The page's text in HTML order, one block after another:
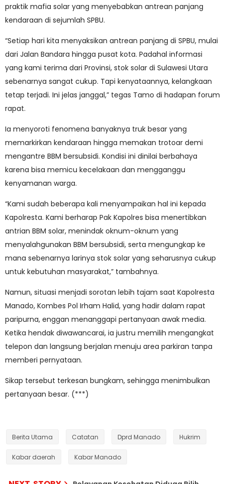
praktik mafia solar yang menyebabkan antrean panjang
kendaraan di sejumlah SPBU.
“Setiap hari kita menyaksikan antrean panjang di SPBU, mulai
dari Jalan Bandara hingga pusat kota. Padahal informasi
yang kami terima dari Provinsi, stok solar di Sulawesi Utara
sebenarnya sangat cukup. Tapi kenyataannya, kelangkaan
tetap terjadi. Ini jelas janggal,” tegas Tamo di hadapan forum
rapat.
Ia menyoroti fenomena banyaknya truk besar yang
memarkirkan kendaraan hingga memakan trotoar demi
mengantre BBM bersubsidi. Kondisi ini dinilai berbahaya
karena bisa memicu kecelakaan dan mengganggu
kenyamanan warga.
“Kami sudah beberapa kali menyampaikan hal ini kepada
Kapolresta. Kami berharap Pak Kapolres bisa menertibkan
antrian BBM solar, menindak oknum-oknum yang
menyalahgunakan BBM bersubsidi, serta mengungkap ke
mana sebenarnya larinya stok solar yang seharusnya cukup
untuk kebutuhan masyarakat,” tambahnya.
Namun, situasi menjadi sorotan lebih tajam saat Kapolresta
Manado, Kombes Pol Irham Halid, yang hadir dalam rapat
paripurna, enggan menanggapi pertanyaan awak media.
Ketika hendak diwawancarai, ia justru memilih mengangkat
telepon dan langsung berjalan menuju area parkiran tanpa
memberi pernyataan.
Sikap tersebut terkesan bungkam, sehingga menimbulkan
pertanyaan besar. (***)
Berita Utama Catatan Dprd Manado Hukrim
Kabar daerah Kabar Manado